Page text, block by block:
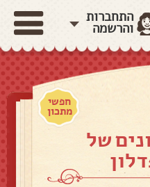
התחברות
והרשמה
חפשי
מתכון
של